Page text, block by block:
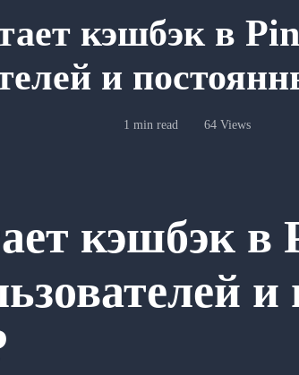
кэшбэк в
и
1 min read 64 Views
кэшбэк в